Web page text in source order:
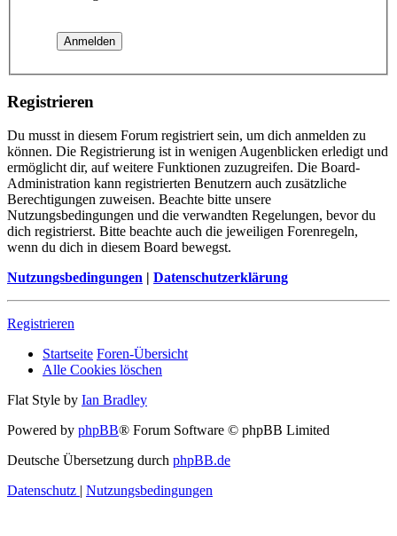
Registrieren
Du musst in diesem Forum registriert sein, um dich anmelden zu
können. Die Registrierung ist in wenigen Augenblicken erledigt und
ermöglicht dir, auf weitere Funktionen zuzugreifen. Die Board-
Administration kann registrierten Benutzern auch zusätzliche
Berechtigungen zuweisen. Beachte bitte unsere
Nutzungsbedingungen und die verwandten Regelungen, bevor du
dich registrierst. Bitte beachte auch die jeweiligen Forenregeln,
wenn du dich in diesem Board bewegst.
Nutzungsbedingungen | Datenschutzerklärung
Registrieren
Startseite Foren-Übersicht
Alle Cookies löschen
Flat Style by Ian Bradley
Powered by phpBB® Forum Software © phpBB Limited
Deutsche Übersetzung durch phpBB.de
Datenschutz | Nutzungsbedingungen